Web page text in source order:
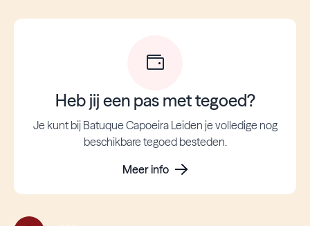
Heb jij een pas met tegoed?
Je kunt bij Batuque Capoeira Leiden je volledige nog
beschikbare tegoed besteden.
Meer info